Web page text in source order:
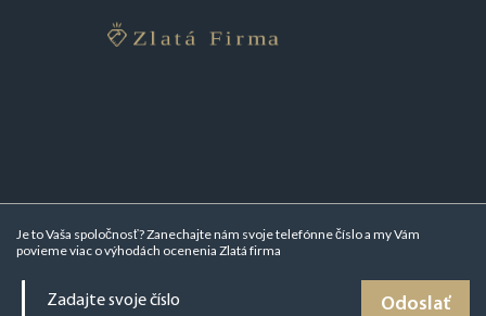
Je to Vaša spoločnosť? Zanechajte nám svoje telefónne číslo a my Vám
povieme viac ovýhodách ocenenia Zlatá firma
Odoslať